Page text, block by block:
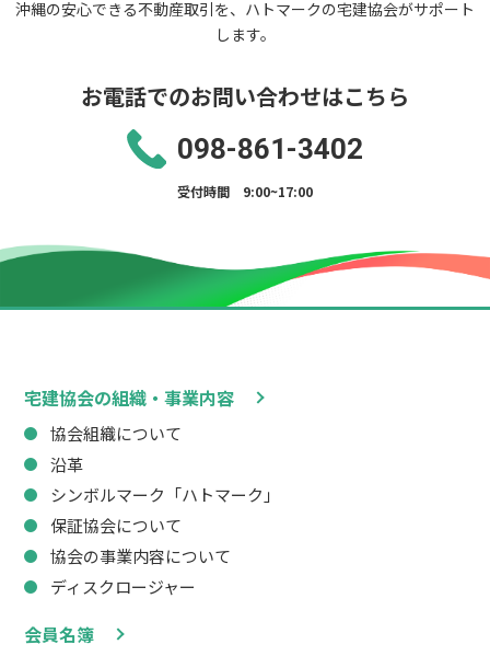
沖縄の安心できる不動産取引を、ハトマークの宅建協会がサポート
します。
お電話でのお問い合わせはこちら
098-861-3402
受付時間 9:00~17:00
宅建協会の組織・事業内容
協会組織について
沿革
シンボルマーク「ハトマーク」
保証協会について
協会の事業内容について
ディスクロージャー
会員名簿